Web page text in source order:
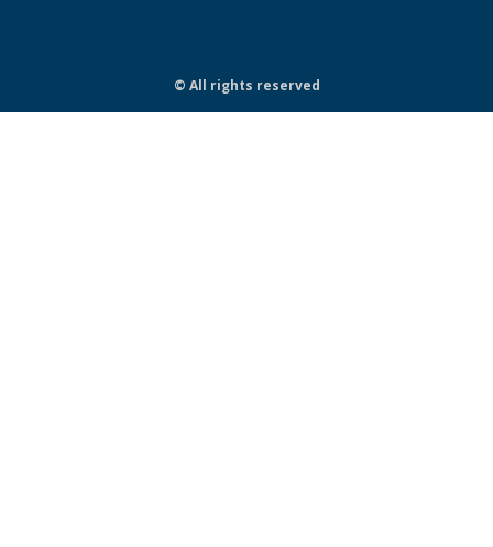
© All rights reserved